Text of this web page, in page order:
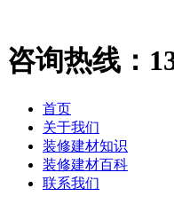
咨询热线：
首页
关于我们
装修建材知识
装修建材百科
联系我们